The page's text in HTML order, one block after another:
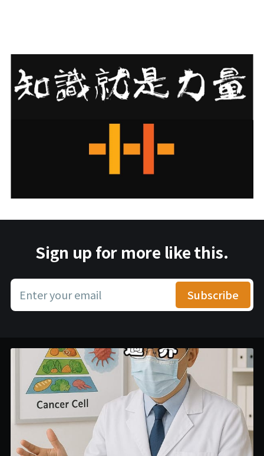
Sign up for more like this.
Enter your email Subscribe